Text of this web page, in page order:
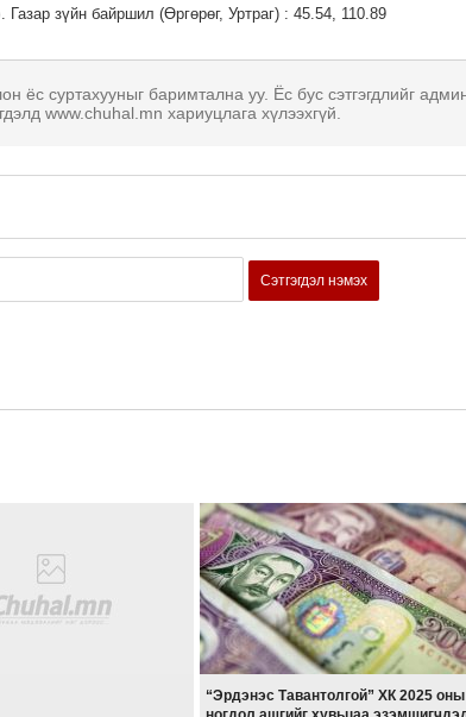
зүйн байршил (Өргөрөг, Уртраг) : 45.54, 110.89
ёс суртахууныг баримтална уу. Ёс бус сэтгэгдлийг
www.chuhal.mn хариуцлага хүлээхгүй.
Сэтгэгдэл нэмэх
“Эрдэнэс Тавантолгой” ХК 2025 оны